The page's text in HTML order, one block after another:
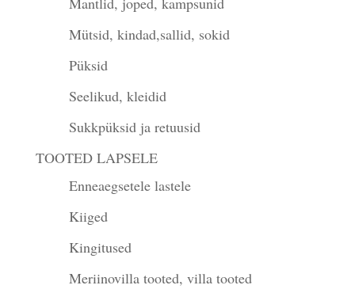
Mütsid, kindad,sallid, sokid
Püksid
Seelikud, kleidid
Sukkpüksid ja retuusid
TOOTED LAPSELE
Enneaegsetele lastele
Kiiged
Kingitused
Meriinovilla tooted, villa tooted